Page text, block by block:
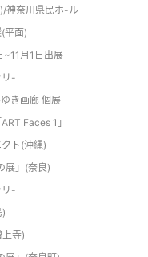
神奈川県民ホ-ル
平面)
月1日出展
リ-
き画廊 個展
Faces 1」
ト(沖縄)
展」(奈良)
リ-
寺)